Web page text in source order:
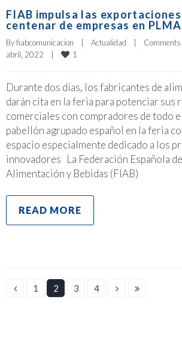
FIAB impulsa las exportaciones
centenar de empresas en
By fiabcomunicacion | Actualidad |
abril, 2022
| 1
Durante dos días, los fabricantes de
darán cita en la feria para potenciar sus
comerciales con compradores de todo
pabellón agrupado español en la feria
espacio especialmente dedicado a los
innovadores La Federación Española
Alimentación y Bebidas (FIAB)
READ MORE
1 2 3 4